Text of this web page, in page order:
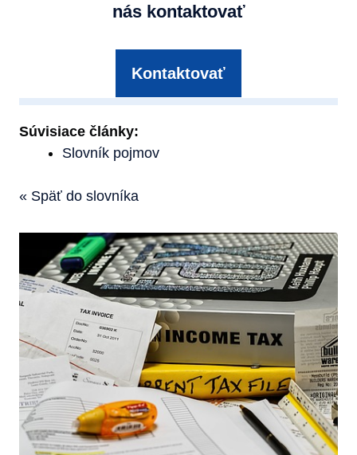
nás kontaktovať
Kontaktovať
Súvisiace články:
Slovník pojmov
« Späť do slovníka